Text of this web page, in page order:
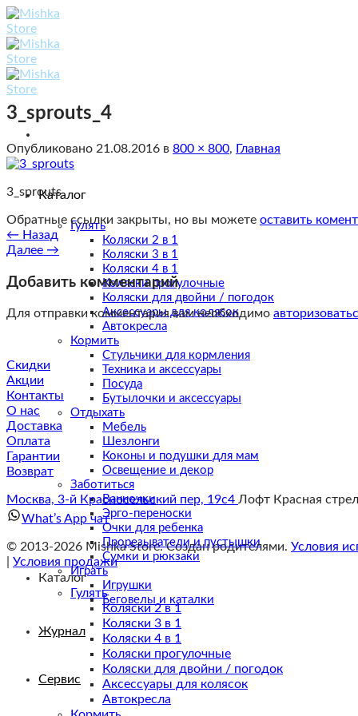
Skip
to
content
Каталог
Гулять
Коляски 2 в 1
Коляски 3 в 1
Коляски 4 в 1
Коляски прогулочные
Коляски для двойни / погодок
Аксессуары для колясок
Автокресла
Кормить
Стульчики для кормления
Техника и аксессуары
Посуда
Бутылочки и аксессуары
Отдыхать
Мебель
Шезлонги
Коконы и подушки для мам
Освещение и декор
Заботиться
Ванночки
Эрго-переноски
Очки для ребенка
Прорезыватели и пустышки
Сумки и рюкзаки
Играть
Игрушки
Беговелы и каталки
Журнал
Сервис
3_sprouts_4
Опубликовано 21.08.2016 в 800 × 800, Главная
3_sprouts
Обратные ссылки закрыты, но вы можете оставить
← Назад
Далее →
Добавить комментарий
Для отправки комментария вам необходимо
Скидки
Акции
Контакты
О нас
Доставка
Оплата
Гарантии
Возврат
Москва, 3-й Красносельский пер, 19с4 Лофт Красная
What’s App чат
© 2013-2026 Mishka Store. Cоздан родителями. Условия
Условия продажи
Каталог
Гулять
Коляски 2 в 1
Коляски 3 в 1
Коляски 4 в 1
Коляски прогулочные
Коляски для двойни / погодок
Аксессуары для колясок
Автокресла